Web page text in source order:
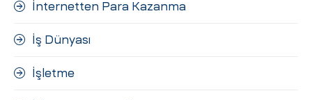
İnternetten Para Kazanma
İş Dünyası
İşletme